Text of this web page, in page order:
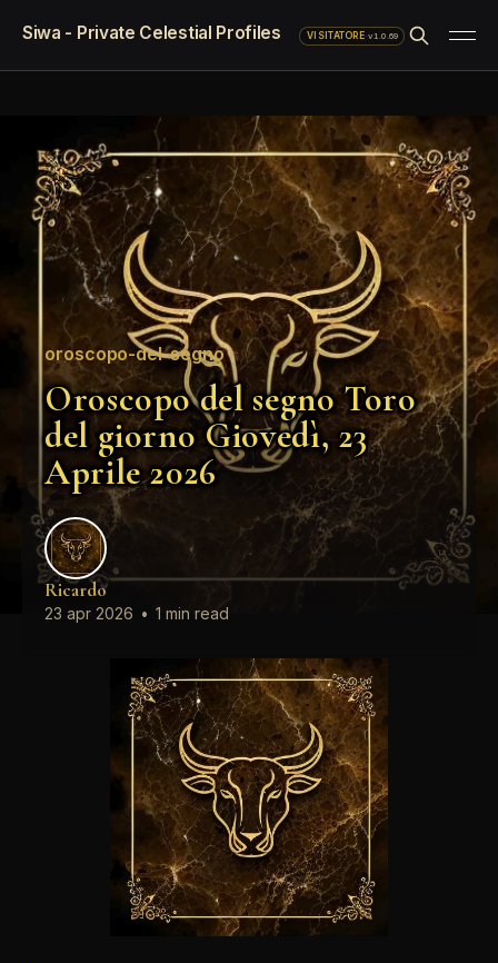
Siwa - Private Celestial Profiles VISITATORE·v1.0.69
oroscopo-del-segno
Oroscopo del segno Toro
del giorno Giovedì, 23
Aprile 2026
Ricardo
23 apr 2026 • 1 min read